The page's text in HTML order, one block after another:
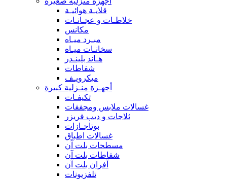
قلايـة هوائيـة
خلاطـات و عجـانـات
مكانس
مبـرد ميـاه
سخانـات ميـاه
هـاند بلينـدر
شفاطات
ميكرويـف
أجهـزة منـزلية كبيرة
تكيفـات
غسالات ملابس ومجففات
ثلاجات و ديب فريزر
بوتاجـازات
غسالات اطباق
مسطحات بلت آن
شفاطات بلت آن
آفران بلت آن
تلفزيونات